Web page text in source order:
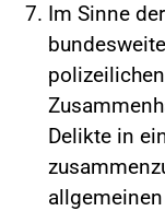
Im Sinne
Delikte in